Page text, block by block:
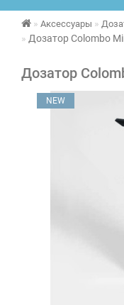
Аксессуары
Дозатор Colombo
Дозатор
NEW